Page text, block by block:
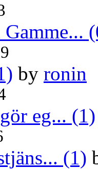
by ronin
eg... (1)
(1)